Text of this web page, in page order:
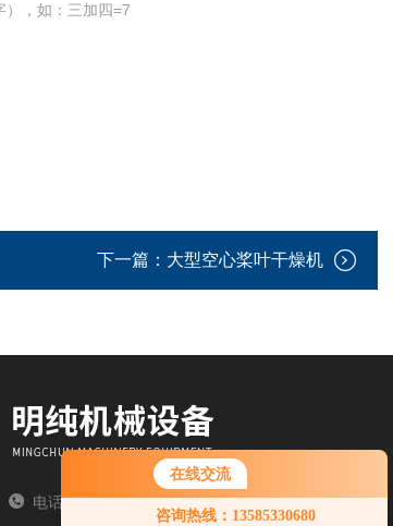
在线交流
咨询热线：13585330680
），如：三加四=7
下一篇： 大型空心桨叶干燥机
电话：TEL